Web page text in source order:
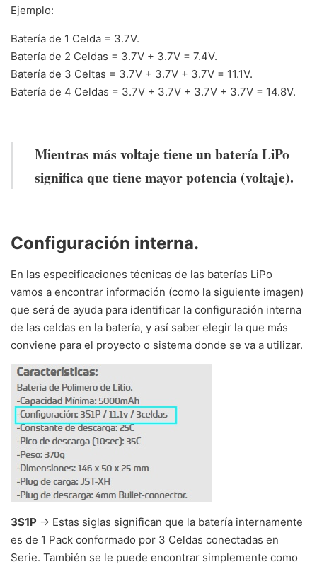
Ejemplo:
Batería de 1 Celda = 3.7V.
Batería de 2 Celdas = 3.7V + 3.7V = 7.4V.
Batería de 3 Celtas = 3.7V + 3.7V + 3.7V = 11.1V.
Batería de 4 Celdas = 3.7V + 3.7V + 3.7V + 3.7V = 14.8V.
Mientras más voltaje tiene un batería LiPo
significa que tiene mayor potencia (voltaje).
Configuración interna.
En las especificaciones técnicas de las baterías LiPo
vamos a encontrar información (como la siguiente imagen)
que será de ayuda para identificar la configuración interna
de las celdas en la batería, y así saber elegir la que más
conviene para el proyecto o sistema donde se va a utilizar.
3S1P -> Estas siglas significan que la batería internamente
es de 1 Pack conformado por 3 Celdas conectadas en
Serie. También se le puede encontrar simplemente como